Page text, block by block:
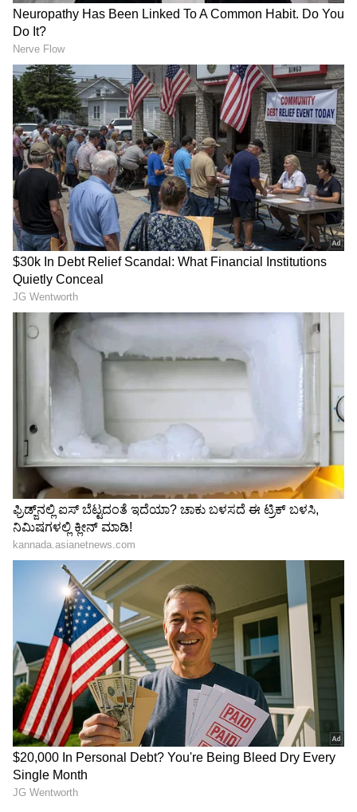
ಅನನುಕೂಲವಾಗುತ್ತಿತ್ತು.
Related Articles
ಯಮಲೋಕಕ್ಕೆ ರಹದಾರಿಯಾದ ಶಿರಸಿ-ಹಾವೇರಿ
ರೋಡ್: ಗುತ್ತಿಗೆದಾರರೇ ಕಾರಣ ಎಂದ ವಿಶ್ವೇಶ್ವರ ಹೆಗಡೆ
ಕಾಗೇರಿ
ಶಿರಸಿ-ಬಿಸಿಲಕೊಪ್ಪ ಮಾರ್ಗದಲ್ಲಿ ಭಾರೀ ವಾಹನಗಳಿಗೆ
ತಾತ್ಕಾಲಿಕ ನಿಷೇಧ; ಪರ್ಯಾಯ ಮಾರ್ಗ ಸೂಚನೆ
3
Image Credit : Social Media
ಹೋರಾಟದ ಫಲ
ಅಂದು ಹಿರಿಯ ಅಧಿಕಾರಿಗಳು ಕೆಲವೇ ತಿಂಗಳಲ್ಲಿ
ಸಮಯವನ್ನು ಸರಿಪಡಿಸುವ ಭರವಸೆ ನೀಡಿದ್ದರೂ, ಅದು